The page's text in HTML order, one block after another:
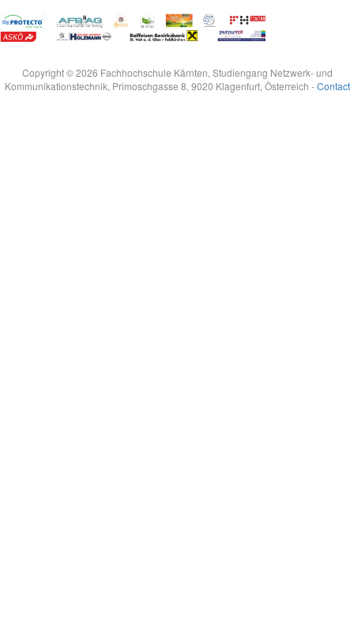
Copyright © 2026 Fachhochschule Kärnten, Studiengang Netzwerk- und
Kommunikationstechnik, Primoschgasse 8, 9020 Klagenfurt, Österreich -Contact